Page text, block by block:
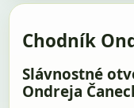
Chodník
Slávnostné
Ondreja